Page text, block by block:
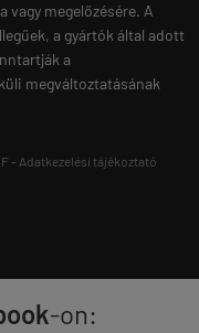
vagy megelőzésére. A
a gyártók által adott
a
megváltoztatásának
- Adatkezelési tájékoztató
-on: